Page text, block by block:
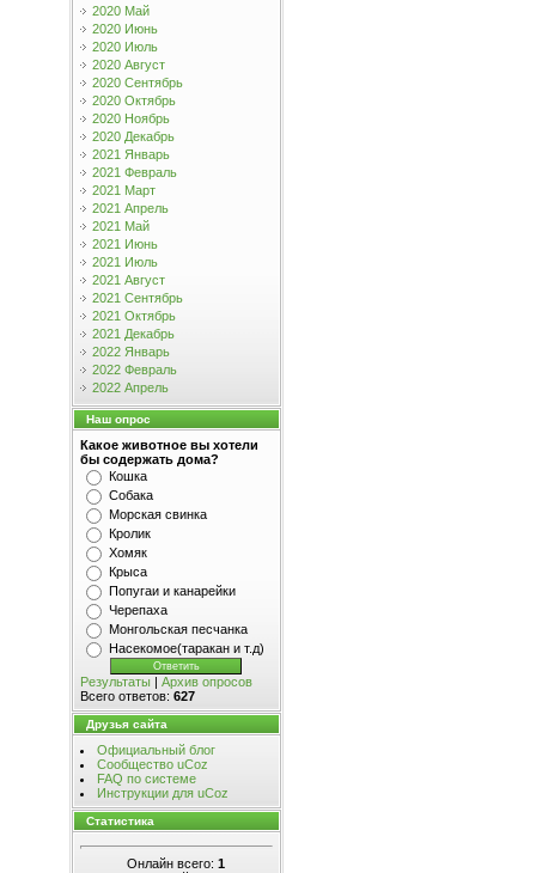
2020 Май
2020 Июнь
2020 Июль
2020 Август
2020 Сентябрь
2020 Октябрь
2020 Ноябрь
2020 Декабрь
2021 Январь
2021 Февраль
2021 Март
2021 Апрель
2021 Май
2021 Июнь
2021 Июль
2021 Август
2021 Сентябрь
2021 Октябрь
2021 Декабрь
2022 Январь
2022 Февраль
2022 Апрель
Наш опрос
Какое животное вы хотели
бы содержать дома?
Кошка
Собака
Морская свинка
Кролик
Хомяк
Крыса
Попугаи и канарейки
Черепаха
Монгольская песчанка
Насекомое(таракан и т.д)
Результаты| Архив опросов
Всего ответов: 627
Друзья сайта
Официальный блог
Сообщество uCoz
FAQ по системе
Инструкции для uCoz
Статистика
Онлайн всего: 1